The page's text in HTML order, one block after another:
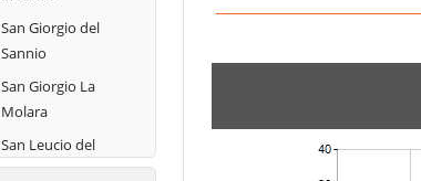
San Giorgio del
Sannio
San Giorgio La
Molara
San Leucio del
Sannio